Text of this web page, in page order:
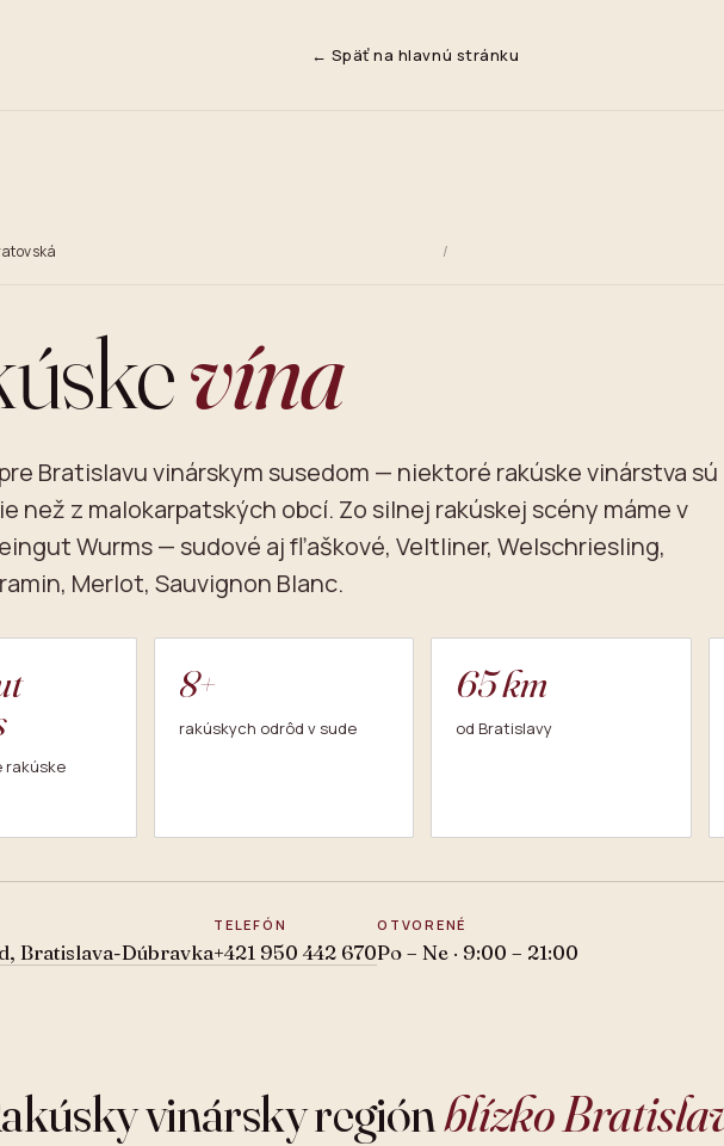
← Späť na hlavnú stránku
/
vína
Bratislavu vinárskym susedom — niektoré rakúske vinárstva sú
než z malokarpatských obcí. Zo silnej rakúskej scény máme v
Wurms — sudové aj fľaškové, Veltliner, Welschriesling,
Merlot, Sauvignon Blanc.
rakúske
8+
rakúskych odrôd v sude
65 km
od Bratislavy
Bratislava-Dúbravka
TELEFÓN
+421 950 442 670
OTVORENÉ
Po – Ne · 9:00 – 21:00
vinársky regiónblízko